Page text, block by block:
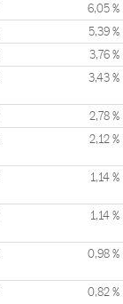
6,05 %
5,39 %
3,76 %
3,43 %
2,78 %
2,12 %
1,14 %
1,14 %
0,98 %
0,82 %